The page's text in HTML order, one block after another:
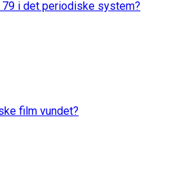
79 i det periodiske system?
film vundet?